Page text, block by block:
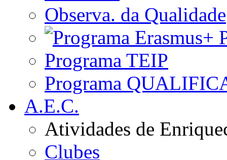
Observa. da Qualidade
Programa TEIP
Programa
A.E.C.
Atividades de
Clubes